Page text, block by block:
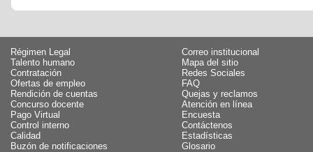
Régimen Legal
Talento humano
Contratación
Ofertas de empleo
Rendición de cuentas
Concurso docente
Pago Virtual
Control interno
Calidad
Buzón de notificaciones
Correo institucional
Mapa del sitio
Redes Sociales
FAQ
Quejas y reclamos
Atención en línea
Encuesta
Contáctenos
Estadísticas
Glosario